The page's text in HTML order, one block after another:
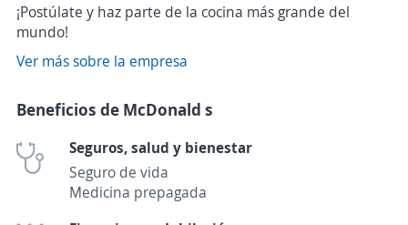
¡Postúlate y haz parte de la cocina más grande del
mundo!
Ver más sobre la empresa
Beneficios de McDonald s
Seguros, salud y bienestar
Seguro de vida
Medicina prepagada